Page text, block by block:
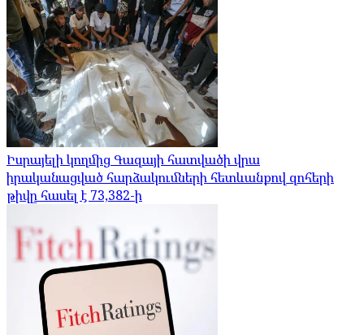
Իսրայելի կողմից Գազայի հատվածի վրա
իրականացված հարձակումների հետևանքով զոհերի
թիվը հասել է 73,382-ի